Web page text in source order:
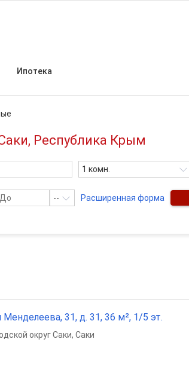
Ипотека
Республика Крым
1 комн.
-- Расширенная форма
Менделеева, 31, д. 31, 36 м², 1/5 эт.
округ Саки, Саки